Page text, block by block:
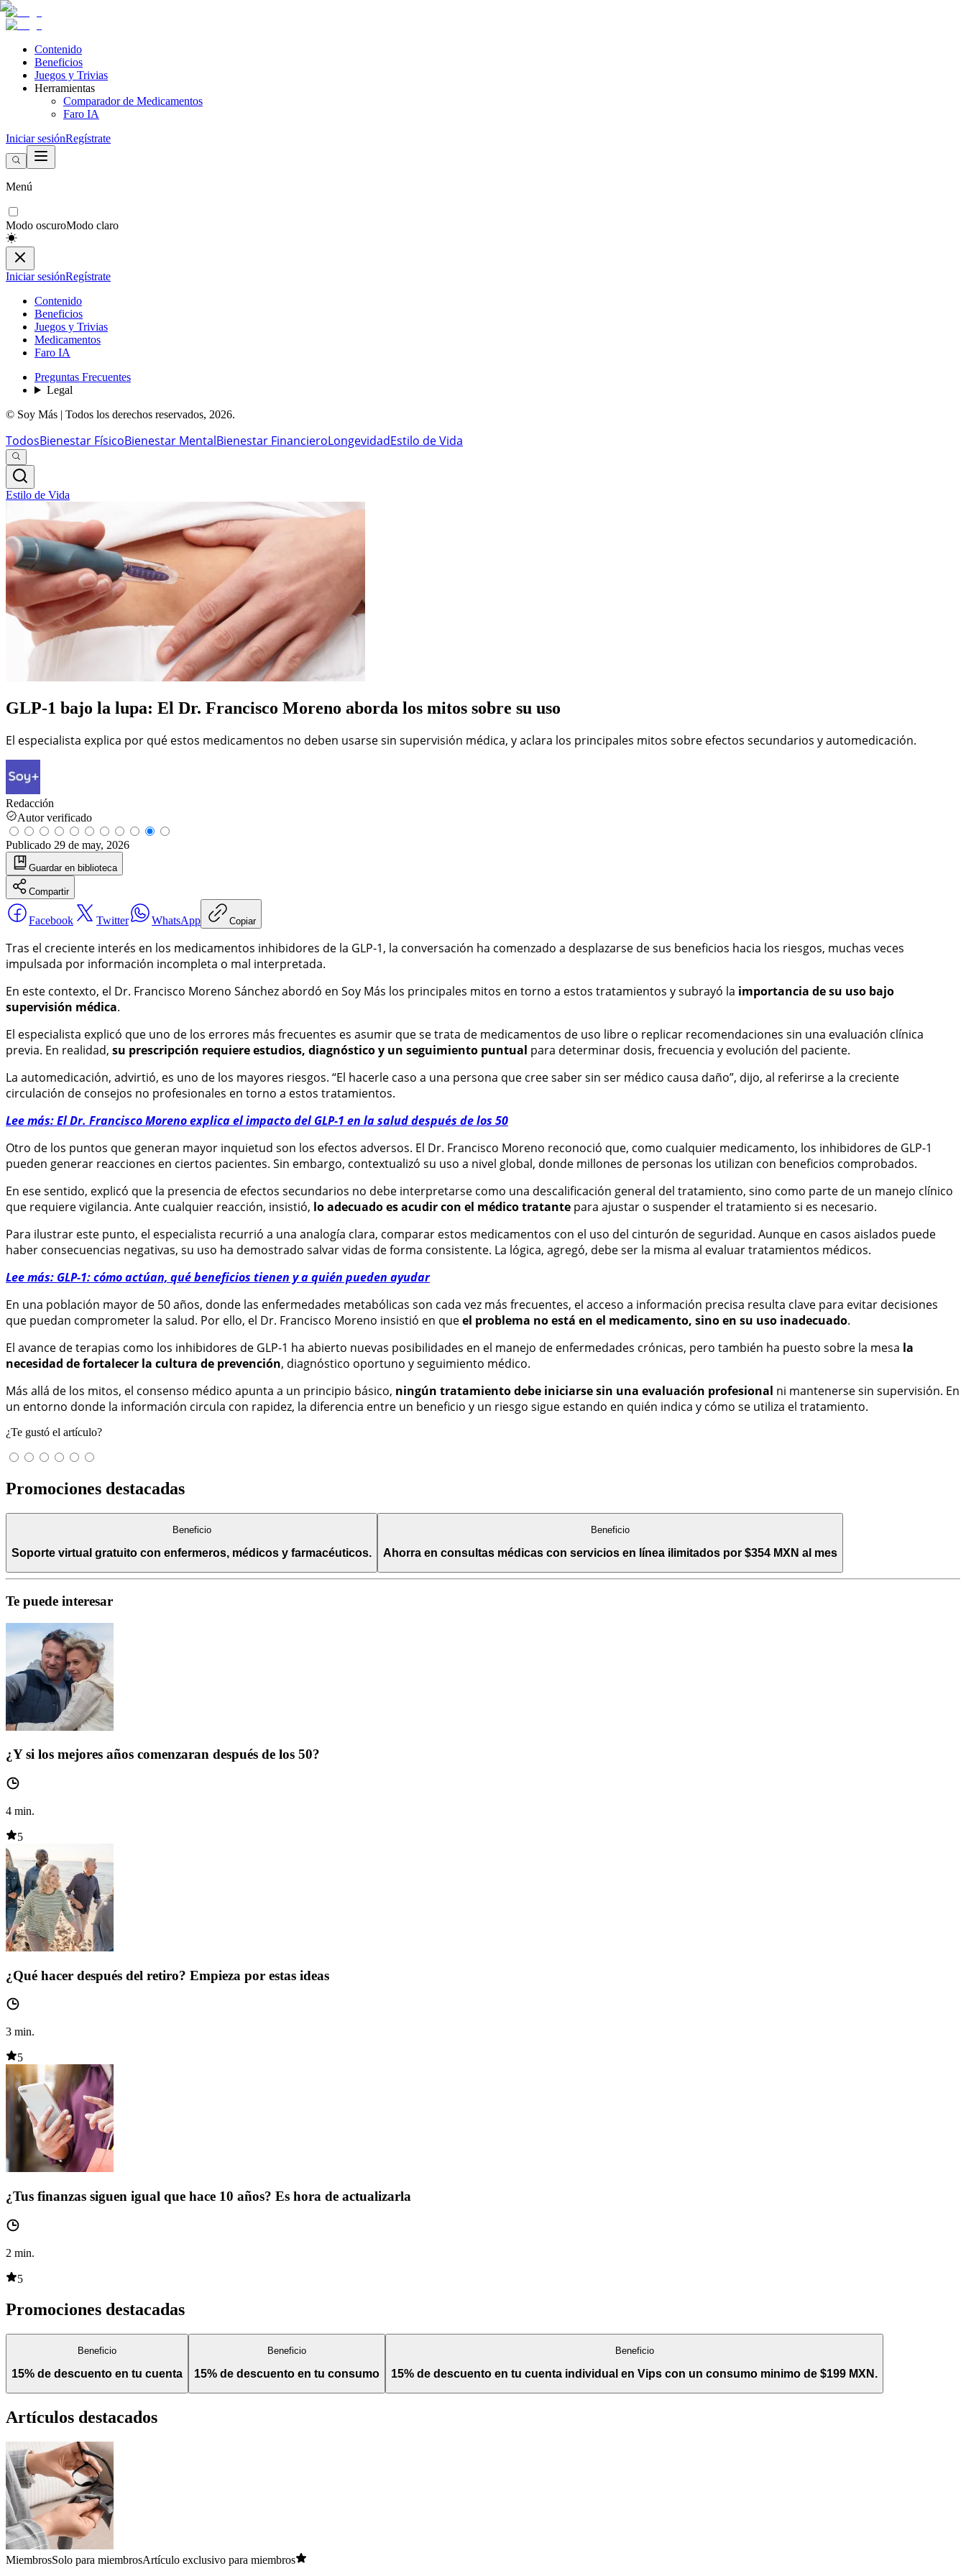
Contenido
Beneficios
Juegos y Trivias
Herramientas
Comparador de Medicamentos
Faro IA
Iniciar sesiónRegístrate
Menú
Modo oscuroModo claro
Iniciar sesiónRegístrate
Contenido
Beneficios
Juegos y Trivias
Medicamentos
Faro IA
Preguntas Frecuentes
Legal
© Soy Más | Todos los derechos reservados, 2026.
TodosBienestar FísicoBienestar MentalBienestar FinancieroLongevidadEstilo de Vida
Estilo de Vida
GLP-1 bajo la lupa: El Dr. Francisco Moreno aborda los mitos sobre su uso
El especialista explica por qué estos medicamentos no deben usarse sin supervisión médica, y aclara los principales mitos sobre efectos secundarios y automedicación.
Redacción
Autor verificado
Publicado 29 de may, 2026
Guardar en biblioteca
Compartir
Facebook Twitter WhatsApp Copiar
Tras el creciente interés en los medicamentos inhibidores de la GLP-1, la conversación ha comenzado a desplazarse de sus beneficios hacia los riesgos, muchas veces
impulsada por información incompleta o mal interpretada.
En este contexto, el Dr. Francisco Moreno Sánchez abordó en Soy Más los principales mitos en torno a estos tratamientos y subrayó la importancia de su uso bajo
supervisión médica.
El especialista explicó que uno de los errores más frecuentes es asumir que se trata de medicamentos de uso libre o replicar recomendaciones sin una evaluación clínica
previa. En realidad, su prescripción requiere estudios, diagnóstico y un seguimiento puntual para determinar dosis, frecuencia y evolución del paciente.
La automedicación, advirtió, es uno de los mayores riesgos. “El hacerle caso a una persona que cree saber sin ser médico causa daño”, dijo, al referirse a la creciente
circulación de consejos no profesionales en torno a estos tratamientos.
Lee más: El Dr. Francisco Moreno explica el impacto del GLP-1 en la salud después de los 50
Otro de los puntos que generan mayor inquietud son los efectos adversos. El Dr. Francisco Moreno reconoció que, como cualquier medicamento, los inhibidores de GLP-1
pueden generar reacciones en ciertos pacientes. Sin embargo, contextualizó su uso a nivel global, donde millones de personas los utilizan con beneficios comprobados.
En ese sentido, explicó que la presencia de efectos secundarios no debe interpretarse como una descalificación general del tratamiento, sino como parte de un manejo clínico
que requiere vigilancia. Ante cualquier reacción, insistió, lo adecuado es acudir con el médico tratante para ajustar o suspender el tratamiento si es necesario.
Para ilustrar este punto, el especialista recurrió a una analogía clara, comparar estos medicamentos con el uso del cinturón de seguridad. Aunque en casos aislados puede
haber consecuencias negativas, su uso ha demostrado salvar vidas de forma consistente. La lógica, agregó, debe ser la misma al evaluar tratamientos médicos.
Lee más: GLP-1: cómo actúan, qué beneficios tienen y a quién pueden ayudar
En una población mayor de 50 años, donde las enfermedades metabólicas son cada vez más frecuentes, el acceso a información precisa resulta clave para evitar decisiones
que puedan comprometer la salud. Por ello, el Dr. Francisco Moreno insistió en queel problema no está en el medicamento, sino en su uso inadecuado.
El avance de terapias como los inhibidores de GLP-1 ha abierto nuevas posibilidades en el manejo de enfermedades crónicas, pero también ha puesto sobre la mesa la
necesidad de fortalecer la cultura de prevención, diagnóstico oportuno y seguimiento médico.
Más allá de los mitos, el consenso médico apunta a un principio básico, ningún tratamiento debe iniciarse sin una evaluación profesional ni mantenerse sin supervisión. En
un entorno donde la información circula con rapidez, la diferencia entre un beneficio y un riesgo sigue estando en quién indica y cómo se utiliza el tratamiento.
¿Te gustó el artículo?
Promociones destacadas
Beneficio
Soporte virtual gratuito con enfermeros, médicos y farmacéuticos.
Beneficio
Ahorra en consultas médicas con servicios en línea ilimitados por $354 MXN al mes
Te puede interesar
¿Y si los mejores años comenzaran después de los 50?
4 min.
5
¿Qué hacer después del retiro? Empieza por estas ideas
3 min.
5
¿Tus finanzas siguen igual que hace 10 años? Es hora de actualizarla
2 min.
5
Promociones destacadas
Beneficio
15% de descuento en tu cuenta
Beneficio
15% de descuento en tu consumo
Beneficio
15% de descuento en tu cuenta individual en Vips con un consumo minimo de $199 MXN.
Artículos destacados
MiembrosSolo para miembrosArtículo exclusivo para miembros